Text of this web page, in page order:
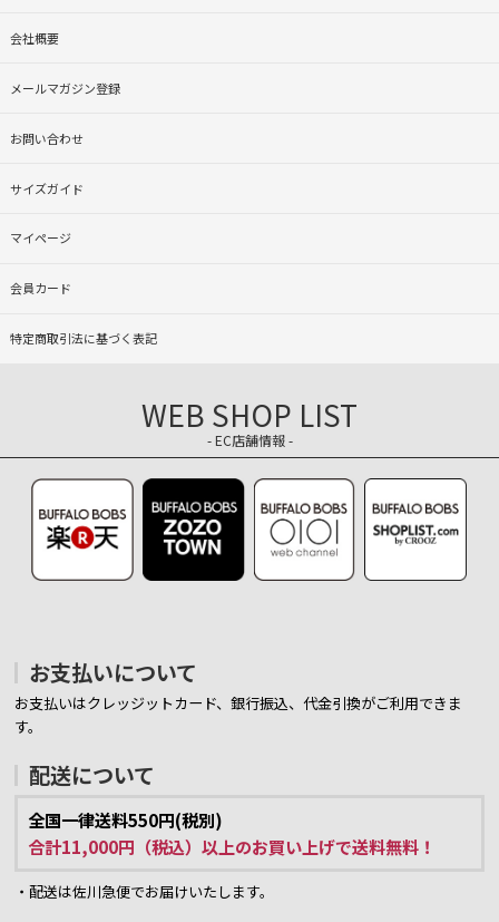
会社概要
メールマガジン登録
お問い合わせ
サイズガイド
マイページ
会員カード
特定商取引法に基づく表記
WEB SHOP LIST
- EC店舗情報 -
お支払いについて
お支払いはクレッジットカード、銀行振込、代金引換がご利用できま
す。
配送について
全国一律送料550円(税別)
合計11,000円（税込）以上のお買い上げで送料無料！
・配送は佐川急便でお届けいたします。